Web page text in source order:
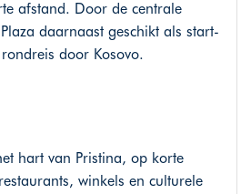
afstand. Door de centrale
daarnaast geschikt als start-
door Kosovo.
hart van Pristina, op korte
winkels en culturele